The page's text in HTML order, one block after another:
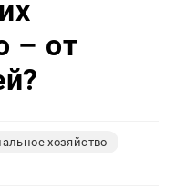
– от
хозяйство